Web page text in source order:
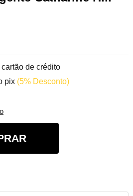
cartão de crédito
pix (5% Desconto)